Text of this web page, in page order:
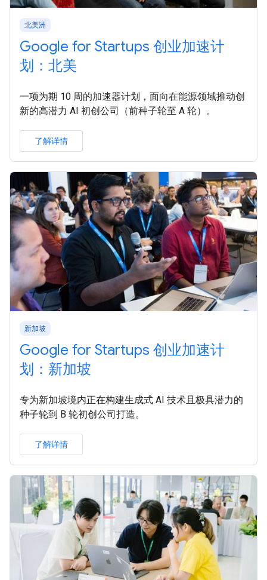
北美洲
Google for Startups 创业加速计
划：北美
一项为期 10 周的加速器计划，面向在能源领域推动创
新的高潜力 AI 初创公司（前种子轮至 A 轮）。
了解详情
新加坡
Google for Startups 创业加速计
划：新加坡
专为新加坡境内正在构建生成式 AI 技术且极具潜力的
种子轮到 B 轮初创公司打造。
了解详情